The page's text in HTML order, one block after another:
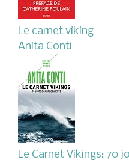
Le carnet viking
Anita Conti
Le Carnet Vikings: 70